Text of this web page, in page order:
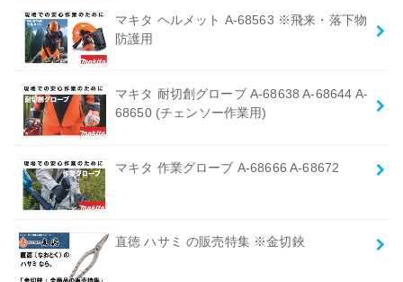
マキタ ヘルメット A-68563 ※飛来・落下物
防護用
マキタ 耐切創グローブ A-68638 A-68644 A-
68650 (チェンソー作業用)
マキタ 作業グローブ A-68666 A-68672
直徳 ハサミ の販売特集 ※金切鋏